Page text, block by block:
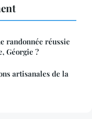
randonnée réussie
Géorgie ?
artisanales de la